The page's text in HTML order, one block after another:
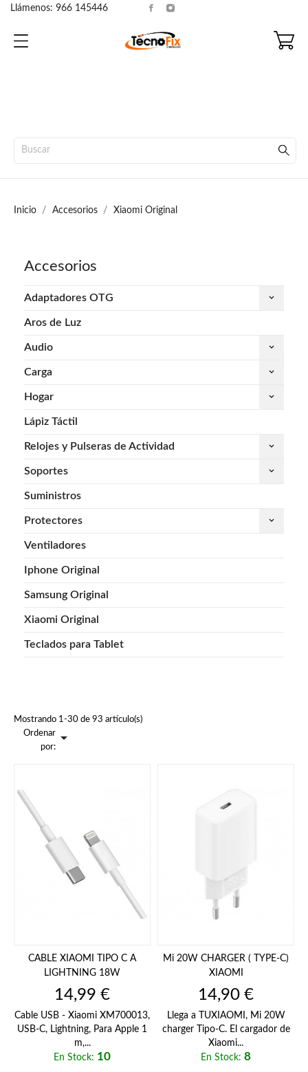
Llámenos: 966 145446
Inicio Accesorios Xiaomi Original
Accesorios
Adaptadores OTG keyboard_arrow_down
Aros de Luz
Audio keyboard_arrow_down
Carga keyboard_arrow_down
Hogar keyboard_arrow_down
Lápiz Táctil
Relojes y Pulseras de Actividad keyboard_arrow_down
Soportes keyboard_arrow_down
Suministros
Protectores keyboard_arrow_down
Ventiladores
Iphone Original
Samsung Original
Xiaomi Original
Teclados para Tablet
Mostrando 1-30 de 93 artículo(s)
Ordenar
por:

CABLE XIAOMI TIPO C A
LIGHTNING 18W
Precio
14,99 €
Cable USB - Xiaomi XM700013,
USB-C, Lightning, Para Apple 1
m,...
En Stock: 10
Mi 20W CHARGER ( TYPE-C)
XIAOMI
Precio
14,90 €
Llega a TUXIAOMI, Mi 20W
charger Tipo-C. El cargador de
Xiaomi...
En Stock: 8